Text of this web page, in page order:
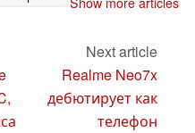
Next article
Realme Neo7x
дебютирует как
телефон